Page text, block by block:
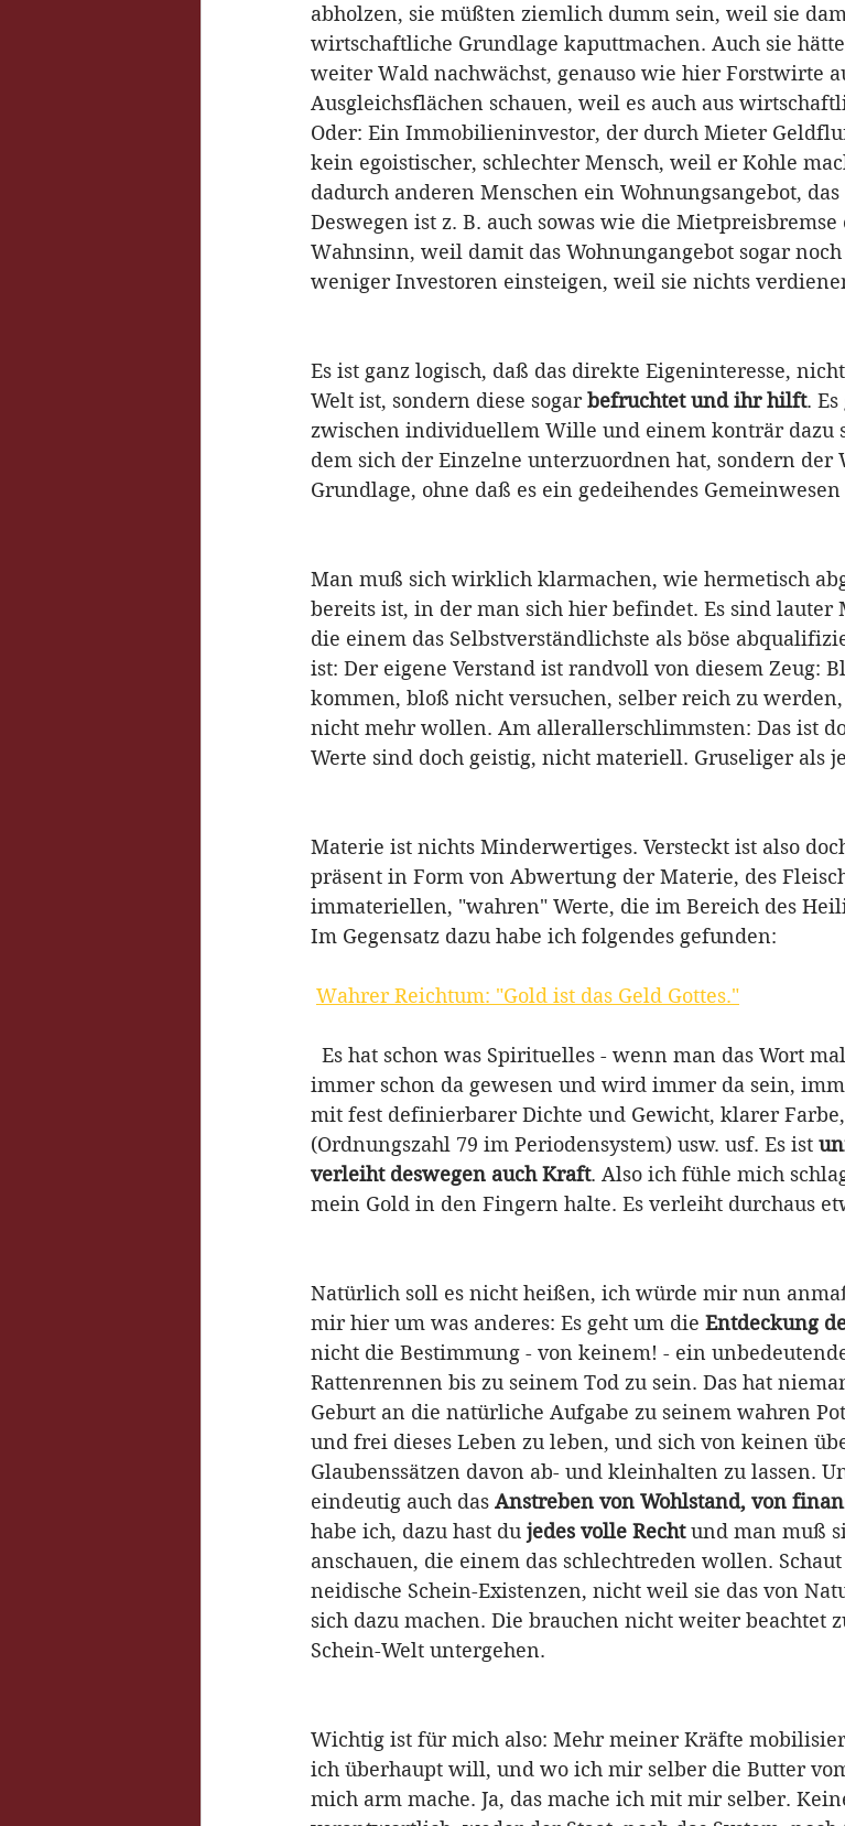
abholzen, sie müßten ziemlich dumm sein, weil sie
wirtschaftliche Grundlage kaputtmachen. Auch sie
weiter Wald nachwächst, genauso wie hier Forstwirte
Ausgleichsflächen schauen, weil es auch aus
Oder: Ein Immobilieninvestor, der durch Mieter
kein egoistischer, schlechter Mensch, weil er Kohle
dadurch anderen Menschen ein Wohnungsangebot,
Deswegen ist z. B. auch sowas wie die
Wahnsinn, weil damit das Wohnungangebot sogar
weniger Investoren einsteigen, weil sie nichts
Es ist ganz logisch, daß das direkte Eigeninteresse,
Welt ist, sondern diese sogar befruchtet und ihr hilft.
zwischen individuellem Wille und einem konträr dazu
dem sich der Einzelne unterzuordnen hat, sondern der
Grundlage, ohne daß es ein gedeihendes
Man muß sich wirklich klarmachen, wie hermetisch
bereits ist, in der man sich hier befindet. Es sind lauter
die einem das Selbstverständlichste als böse
ist: Der eigene Verstand ist randvoll von diesem Zeug:
kommen, bloß nicht versuchen, selber reich zu
nicht mehr wollen. Am allerallerschlimmsten: Das ist
Werte sind doch geistig, nicht materiell. Gruseliger als
Materie ist nichts Minderwertiges. Versteckt ist also
präsent in Form von Abwertung der Materie, des
immateriellen, "wahren" Werte, die im Bereich des
Im Gegensatz dazu habe ich folgendes gefunden:
Wahrer Reichtum: "Gold ist das Geld Gottes."
Es hat schon was Spirituelles - wenn man das Wort
immer schon da gewesen und wird immer da sein,
mit fest definierbarer Dichte und Gewicht, klarer
(Ordnungszahl 79 im Periodensystem) usw. usf. Es ist
verleiht deswegen auch Kraft. Also ich fühle mich
mein Gold in den Fingern halte. Es verleiht durchaus
Natürlich soll es nicht heißen, ich würde mir nun
mir hier um was anderes: Es geht um die Entdeckung
nicht die Bestimmung - von keinem! - ein
Rattenrennen bis zu seinem Tod zu sein. Das hat
Geburt an die natürliche Aufgabe zu seinem wahren
und frei dieses Leben zu leben, und sich von keinen
Glaubenssätzen davon ab- und kleinhalten zu lassen.
eindeutig auch das Anstreben von Wohlstand, von
habe ich, dazu hast du jedes volle Recht und man muß
anschauen, die einem das schlechtreden wollen.
neidische Schein-Existenzen, nicht weil sie das von
sich dazu machen. Die brauchen nicht weiter
Schein-Welt untergehen.
Wichtig ist für mich also: Mehr meiner Kräfte
ich überhaupt will, und wo ich mir selber die Butter
mich arm mache. Ja, das mache ich mit mir selber.